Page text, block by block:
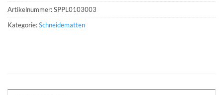
Artikelnummer:SPPL0103003
Kategorie:Schneidematten